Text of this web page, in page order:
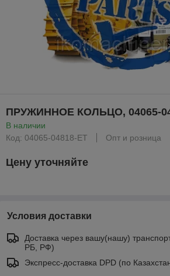
ПРУЖИННОЕ КОЛЬЦО, 04065-
В наличии
Код: 04065-04818-ET
Опт и розница
Цену уточняйте
Условия доставки
Доставка через вашу(нашу)
РБ, РФ)
Экспресс-доставка DPD (по